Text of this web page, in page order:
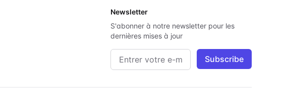
Newsletter
S'abonner à notre newsletter pour les
dernières mises à jour
Adresse e-mail Subscribe